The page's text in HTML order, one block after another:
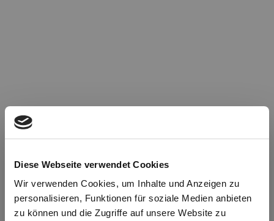
Diese Webseite verwendet Cookies
Wir verwenden Cookies, um Inhalte und Anzeigen zu
personalisieren, Funktionen für soziale Medien anbieten
zu können und die Zugriffe auf unsere Website zu